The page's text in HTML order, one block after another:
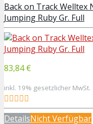
Back on Track Welltex
Jumping Ruby Gr. Full
83,84 €
inkl. 19% gesetzlicher MwSt.
DetailsNicht Verfügbar